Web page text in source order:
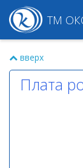
ТМ
вверх
Плата